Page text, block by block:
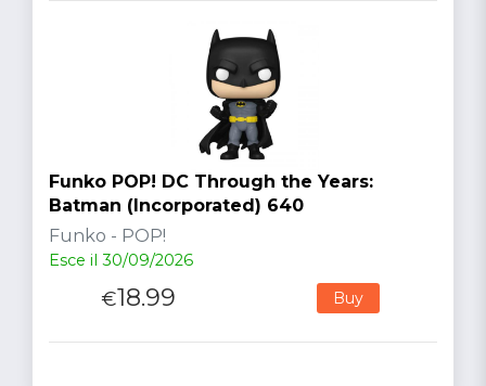
Funko POP! DC Through the Years:
Batman (Incorporated) 640
Funko - POP!
Esce il 30/09/2026
€18.99 Buy